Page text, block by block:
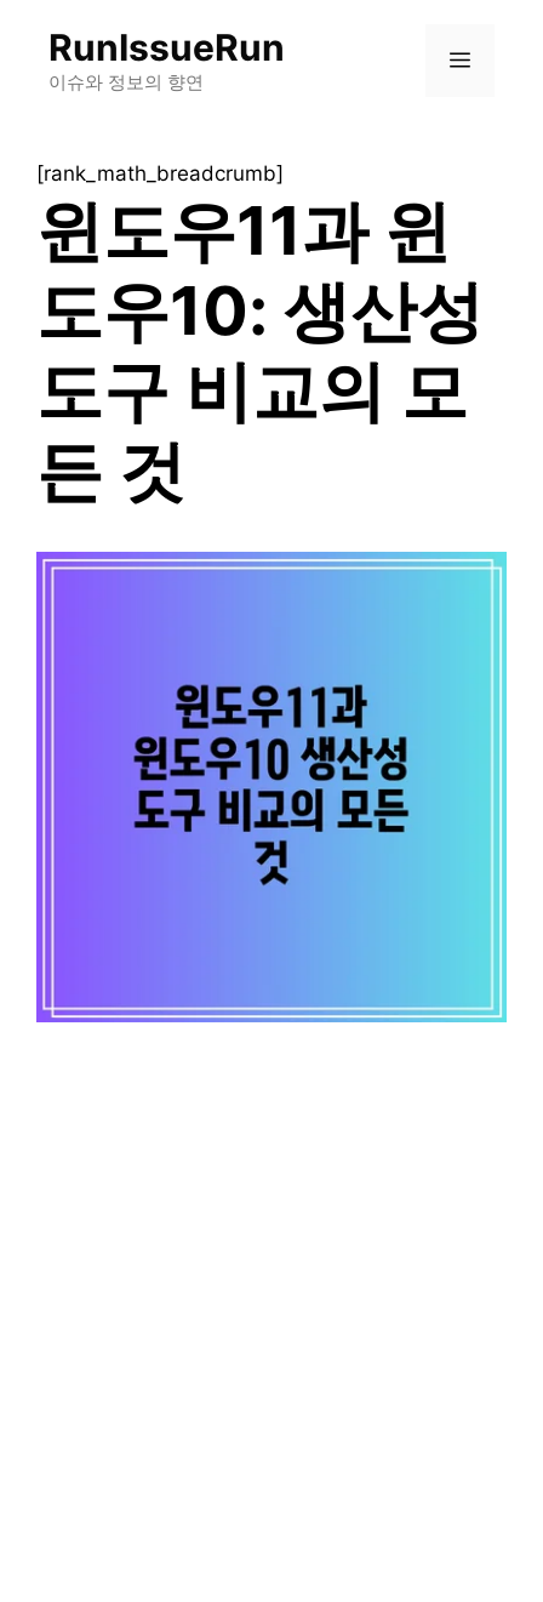
RunIssueRun
이슈와 정보의 향연
메
[rank_math_breadcrumb]
윈도우11과 윈
도우10: 생산성
도구 비교의 모
든 것